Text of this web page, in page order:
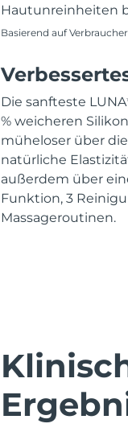
Hautunreinheiten
Basierend auf
Die sanfteste LUNA
% weicheren
müheloser über
natürliche
außerdem über
Funktion, 3
Massageroutinen.